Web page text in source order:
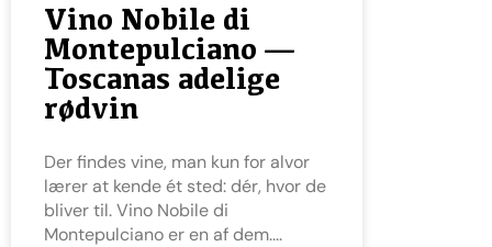
Vino Nobile di
Montepulciano —
Toscanas adelige
rødvin
Der findes vine, man kun for alvor
lærer at kende ét sted: dér, hvor de
bliver til. Vino Nobile di
Montepulciano er en af dem.